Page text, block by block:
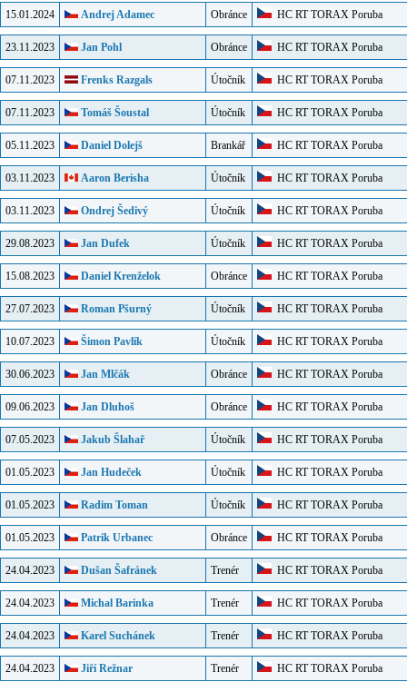
15.01.2024 Andrej Adamec Obránce HC RT TORAX Poruba
23.11.2023 Jan Pohl Obránce HC RT TORAX Poruba
07.11.2023 Frenks Razgals Útočník HC RT TORAX Poruba
07.11.2023 Tomáš Šoustal Útočník HC RT TORAX Poruba
05.11.2023 Daniel Dolejš Brankář HC RT TORAX Poruba
03.11.2023 Aaron Berisha Útočník HC RT TORAX Poruba
03.11.2023 Ondrej Šedivý Útočník HC RT TORAX Poruba
29.08.2023 Jan Dufek Útočník HC RT TORAX Poruba
15.08.2023 Daniel Krenželok Obránce HC RT TORAX Poruba
27.07.2023 Roman Pšurný Útočník HC RT TORAX Poruba
10.07.2023 Šimon Pavlík Útočník HC RT TORAX Poruba
30.06.2023 Jan Mlčák Obránce HC RT TORAX Poruba
09.06.2023 Jan Dluhoš Obránce HC RT TORAX Poruba
07.05.2023 Jakub Šlahař Útočník HC RT TORAX Poruba
01.05.2023 Jan Hudeček Útočník HC RT TORAX Poruba
01.05.2023 Radim Toman Útočník HC RT TORAX Poruba
01.05.2023 Patrik Urbanec Obránce HC RT TORAX Poruba
24.04.2023 Dušan Šafránek Trenér HC RT TORAX Poruba
24.04.2023 Michal Barinka Trenér HC RT TORAX Poruba
24.04.2023 Karel Suchánek Trenér HC RT TORAX Poruba
24.04.2023 Jiří Režnar Trenér HC RT TORAX Poruba